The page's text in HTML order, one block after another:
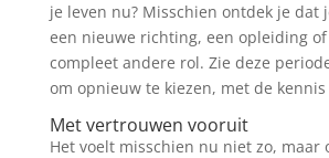
je leven nu? Misschien ontdek je dat
een nieuwe richting, een opleiding of
compleet andere rol. Zie deze
om opnieuw te kiezen, met de
Met vertrouwen vooruit
Het voelt misschien nu niet zo, maar